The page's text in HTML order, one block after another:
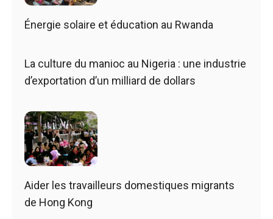
Énergie solaire et éducation au Rwanda
La culture du manioc au Nigeria : une industrie
d’exportation d’un milliard de dollars
Aider les travailleurs domestiques migrants
de Hong Kong